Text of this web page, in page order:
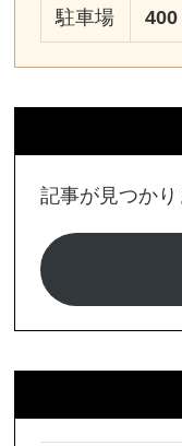
駐車場
記事が見つかり